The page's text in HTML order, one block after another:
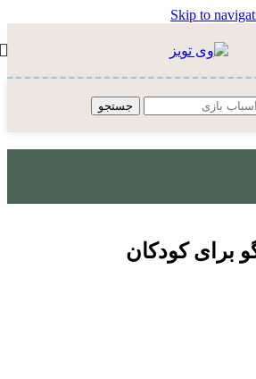
Skip to
جستجو
برای کودکان